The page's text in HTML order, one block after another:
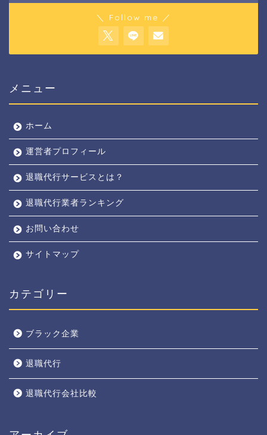
＼ Follow me ／
メニュー
ホーム
運営者プロフィール
退職代行サービスとは？
退職代行業者ランキング
お問い合わせ
サイトマップ
カテゴリー
ブラック企業
退職代行
退職代行会社比較